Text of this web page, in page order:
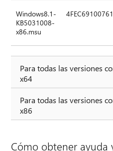
Windows8.1-
KB5031008-
x86.msu
Para todas las versiones
x64
Para todas las versiones
x86
Cómo obtener ayuda